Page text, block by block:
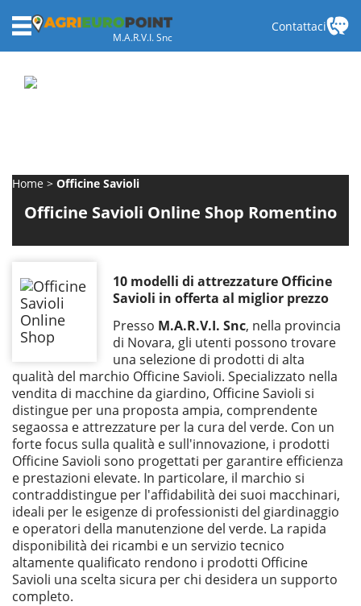
M.A.R.V.I. Snc
Contattaci
Home Officine Savioli
Officine Savioli Online Shop Romentino
10 modelli di attrezzature Officine
Savioli in offerta al miglior prezzo
Presso M.A.R.V.I. Snc, nella provincia
di Novara, gli utenti possono trovare
una selezione di prodotti di alta
qualità del marchio Officine Savioli. Specializzato nella
vendita di macchine da giardino, Officine Savioli si
distingue per una proposta ampia, comprendente
segaossa e attrezzature per la cura del verde. Con un
forte focus sulla qualità e sull'innovazione, i prodotti
Officine Savioli sono progettati per garantire efficienza
e prestazioni elevate. In particolare, il marchio si
contraddistingue per l'affidabilità dei suoi macchinari,
ideali per le esigenze di professionisti del giardinaggio
e operatori della manutenzione del verde. La rapida
disponibilità dei ricambi e un servizio tecnico
altamente qualificato rendono i prodotti Officine
Savioli una scelta sicura per chi desidera un supporto
completo.